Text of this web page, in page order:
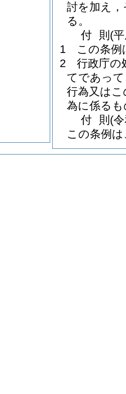
討を加え
る。
付 則 (
1
この条例
2
行政庁の
てであっ
行為又は
為に係る
付 則 (
この条例